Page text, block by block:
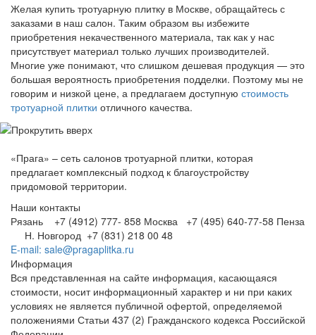
Желая купить тротуарную плитку в Москве, обращайтесь с
заказами в наш салон. Таким образом вы избежите
приобретения некачественного материала, так как у нас
присутствует материал только лучших производителей.
Многие уже понимают, что слишком дешевая продукция — это
большая вероятность приобретения подделки. Поэтому мы не
говорим и низкой цене, а предлагаем доступную стоимость
тротуарной плитки отличного качества.
«Прага» – сеть салонов тротуарной плитки, которая
предлагает комплексный подход к благоустройству
придомовой территории.
Наши контакты
Рязань +7 (4912) 777- 858 Москва +7 (495) 640-77-58 Пенза
Н. Новгород +7 (831) 218 00 48
E-mail: sale@pragaplitka.ru
Информация
Вся представленная на сайте информация, касающаяся
стоимости, носит информационный характер и ни при каких
условиях не является публичной офертой, определяемой
положениями Статьи 437 (2) Гражданского кодекса Российской